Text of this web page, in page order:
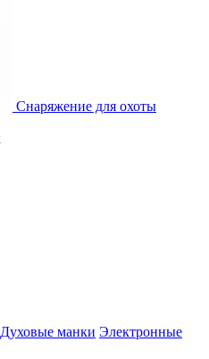
Снаряжение для охоты
Духовые манки Электронные